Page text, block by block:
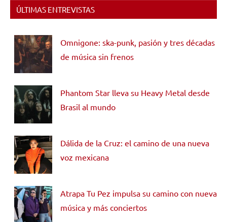
ÚLTIMAS ENTREVISTAS
Omnigone: ska-punk, pasión y tres décadas
de música sin frenos
Phantom Star lleva su Heavy Metal desde
Brasil al mundo
Dálida de la Cruz: el camino de una nueva
voz mexicana
Atrapa Tu Pez impulsa su camino con nueva
música y más conciertos